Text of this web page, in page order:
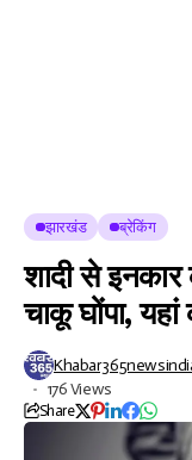
झारखंड ब्रेकिंग
शादी से इनकार
चाकू घोंपा, यहां
176 Views
Share